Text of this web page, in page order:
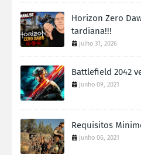
Horizon Zero
tardiana!!!
julho 31, 2026
Battlefield 2042
junho 09, 2021
Requisitos
junho 06, 2021